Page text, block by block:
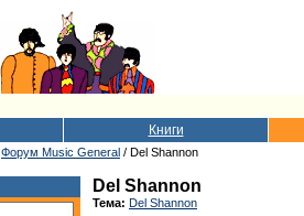
Книги
Форум Music General / Del Shannon
Del Shannon
Тема: Del Shannon